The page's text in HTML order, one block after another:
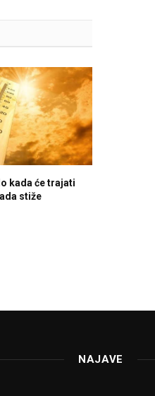
kada će trajati
stiže
NAJAVE